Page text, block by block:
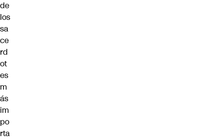
de
los
sa
ce
rd
ot
es
m
ás
im
po
rta